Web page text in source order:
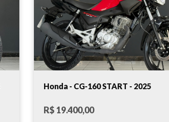
Honda - CG-160 START - 2025
R$ 19.400,00